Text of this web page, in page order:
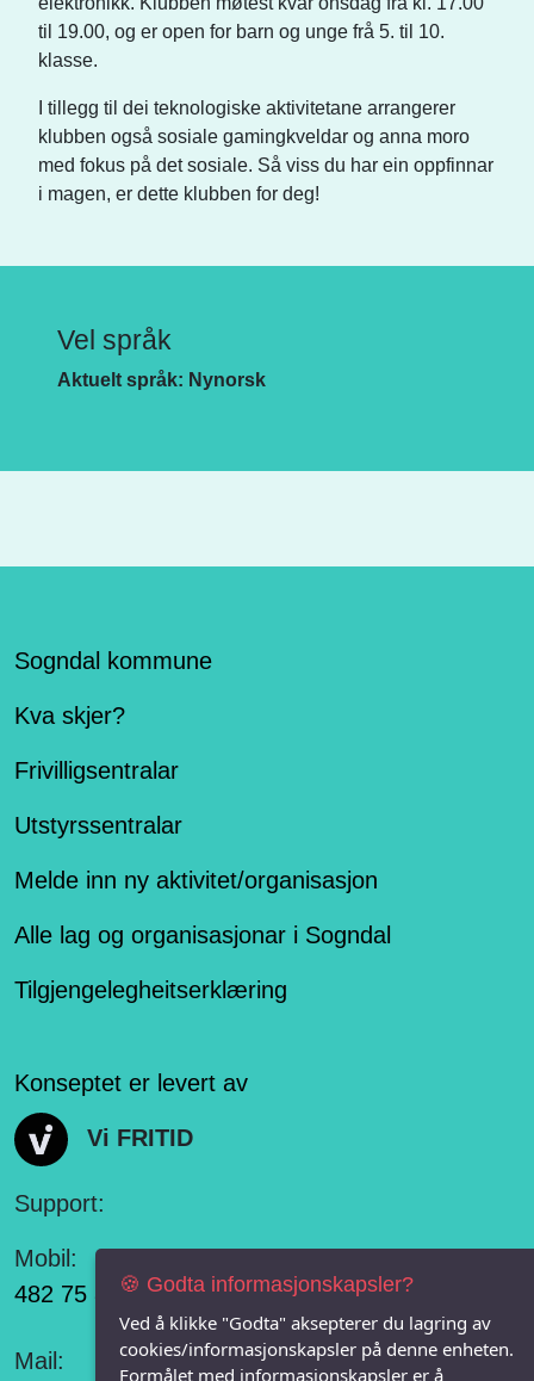
til 19.00, og er open for barn og unge frå 5. til 10.
klasse.
I tillegg til dei teknologiske aktivitetane arrangerer
klubben også sosiale gamingkveldar og anna moro
med fokus på det sosiale. Så viss du har ein oppfinnar
i magen, er dette klubben for deg!
Vel språk
Aktuelt språk: Nynorsk
Sogndal kommune
Kva skjer?
Frivilligsentralar
Utstyrssentralar
Melde inn ny aktivitet/organisasjon
Alle lag og organisasjonar i Sogndal
Tilgjengelegheitserklæring
Konseptet er levert av
Vi FRITID
Support:
Mobil:
482 75 848
Mail:
🍪 Godta informasjonskapsler?
Ved å klikke "Godta" aksepterer du lagring av
cookies/informasjonskapsler på denne enheten.
Formålet med informasjonskapsler er å